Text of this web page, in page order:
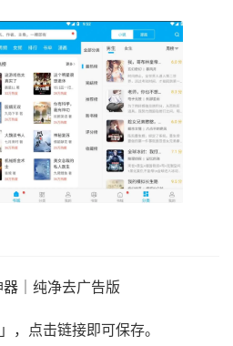
｜纯净去广告版
，点击链接即可保存。